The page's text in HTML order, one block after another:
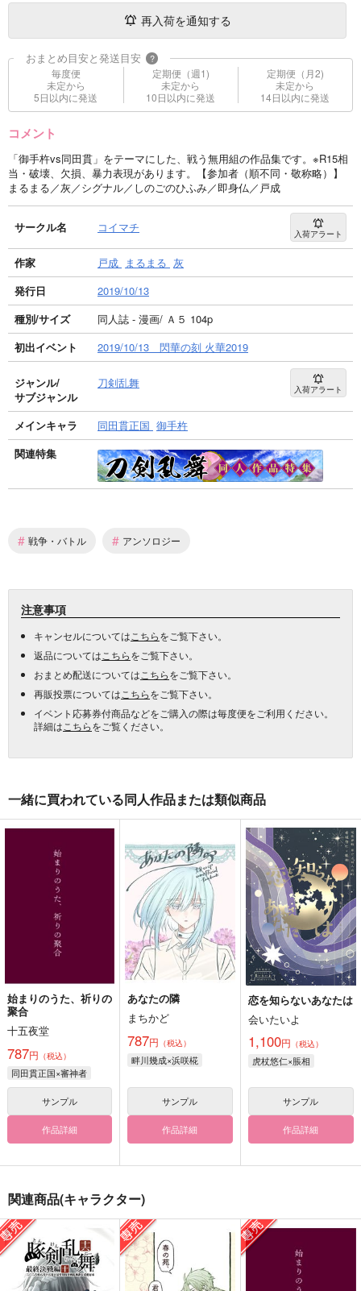
再入荷を通知する
おまとめ目安と発送目安 ?
毎度便
未定から
5日以内に発送
定期便（週1)
未定から
10日以内に発送
定期便（月2)
未定から
14日以内に発送
コメント
「御手杵vs同田貫」をテーマにした、戦う無用組の作品集です。※R15相
当・破壊、欠損、暴力表現があります。【参加者（順不同・敬称略）】
まるまる／灰／シグナル／しのごのひふみ／即身仏／戸成
サークル名 コイマチ 入荷アラート
作家 戸成 まるまる 灰
発行日
2019/10/13
種別/サイズ
同人誌 - 漫画/ Ａ５ 104p
初出イベント
2019/10/13 閃華の刻 火華2019
ジャンル/
サブジャンル
刀剣乱舞 入荷アラート
メインキャラ 同田貫正国 御手杵
関連特集
# 戦争・バトル # アンソロジー
注意事項
キャンセルについては こちらをご覧下さい。
返品については こちらをご覧下さい。
おまとめ配送については こちらをご覧下さい。
再販投票については こちらをご覧下さい。
イベント応募券付商品などをご購入の際は毎度便をご利用ください。
詳細は こちらをご覧ください。
一緒に買われている同人作品または類似商品
始まりのうた、祈りの
聚合
十五夜堂
787円 （税込）
同田貫正国×審神者
サンプル
作品詳細
あなたの隣
まちかど
787円 （税込）
畔川幾成×浜咲椛
サンプル
作品詳細
恋を知らないあなたは
会いたいよ
1,100円 （税込）
虎杖悠仁×脹相
サンプル
作品詳細
関連商品(キャラクター)